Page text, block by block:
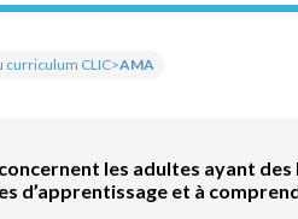
curriculum CLIC>AMA
les adultes ayant
d’apprentissage et à